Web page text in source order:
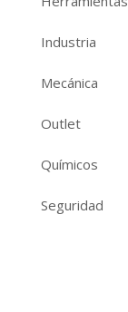
Industria
Mecánica
Outlet
Químicos
Seguridad